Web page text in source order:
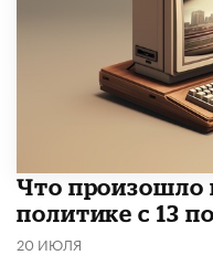
Что произошло
политике с 13
20 ИЮЛЯ